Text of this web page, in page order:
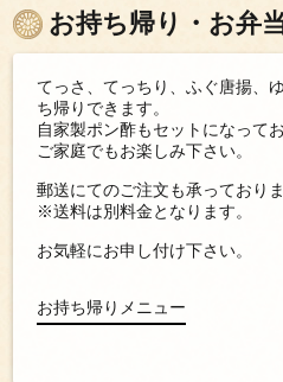
お持ち帰り・お弁
てっさ、てっちり、ふぐ唐揚、
ち帰りできます。
自家製ポン酢もセットになって
ご家庭でもお楽しみ下さい。
郵送にてのご注文も承っておりま
※送料は別料金となります。
お気軽にお申し付け下さい。
お持ち帰りメニュー